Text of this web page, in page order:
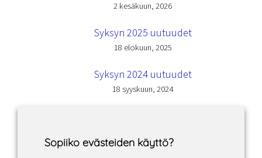
2 kesäkuun, 2026
Syksyn 2025 uutuudet
18 elokuun, 2025
Syksyn 2024 uutuudet
18 syyskuun, 2024
Sopiiko evästeiden käyttö?